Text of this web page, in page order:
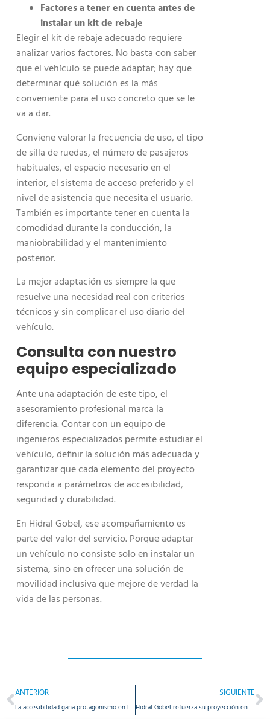
Factores a tener en cuenta antes de
instalar un kit de rebaje
Elegir el kit de rebaje adecuado requiere
analizar varios factores. No basta con saber
que el vehículo se puede adaptar; hay que
determinar qué solución es la más
conveniente para el uso concreto que se le
va a dar.
Conviene valorar la frecuencia de uso, el tipo
de silla de ruedas, el número de pasajeros
habituales, el espacio necesario en el
interior, el sistema de acceso preferido y el
nivel de asistencia que necesita el usuario.
También es importante tener en cuenta la
comodidad durante la conducción, la
maniobrabilidad y el mantenimiento
posterior.
La mejor adaptación es siempre la que
resuelve una necesidad real con criterios
técnicos y sin complicar el uso diario del
vehículo.
Consulta con nuestro
equipo especializado
Ante una adaptación de este tipo, el
asesoramiento profesional marca la
diferencia. Contar con un equipo de
ingenieros especializados permite estudiar el
vehículo, definir la solución más adecuada y
garantizar que cada elemento del proyecto
responda a parámetros de accesibilidad,
seguridad y durabilidad.
En Hidral Gobel, ese acompañamiento es
parte del valor del servicio. Porque adaptar
un vehículo no consiste solo en instalar un
sistema, sino en ofrecer una solución de
movilidad inclusiva que mejore de verdad la
vida de las personas.
ANTERIOR
La accesibilidad gana protagonismo en los Premios Nacionales del Transporte 2026 con presencia destacada de Hidral Gobel
SIGUIENTE
Hidral Gobel refuerza su proyección en movilidad accesible tras la incorporación de PLS al Grupo Hidral